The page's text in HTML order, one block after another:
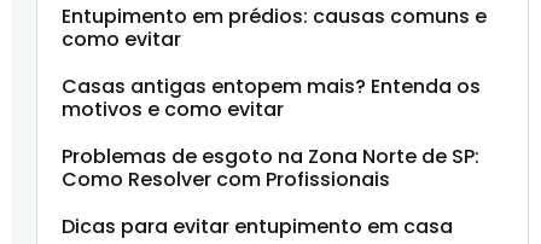
Entupimento em prédios: causas comuns e
como evitar
Casas antigas entopem mais? Entenda os
motivos e como evitar
Problemas de esgoto na Zona Norte de SP:
Como Resolver com Profissionais
Dicas para evitar entupimento em casa